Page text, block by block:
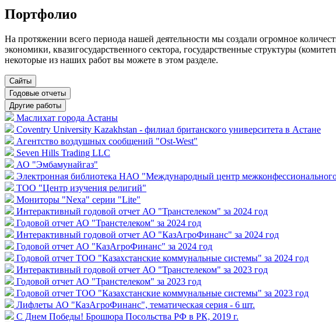
Портфолио
На протяжении всего периода нашей деятельности мы создали огромное
экономики, квазигосударственного сектора, государственные структуры
некоторые из наших работ вы можете в этом разделе.
Сайты
Годовые отчеты
Другие работы
Маслихат города Астаны
Coventry University Kazakhstan - филиал британского университета в Астане
Агентство воздушных сообщений "Ost-West"
Seven Hills Trading LLC
АО "Эмбамунайгаз"
Электронная библиотека НАО "Международный центр
ТОО "Центр изучения религий"
Мониторы "Nexa" серии "Lite"
Интерактивный годовой отчет АО "Транстелеком" за 2024 год
Годовой отчет АО "Транстелеком" за 2024 год
Интерактивный годовой отчет АО "КазАгроФинанс" за 2024 год
Годовой отчет АО "КазАгроФинанс" за 2024 год
Годовой отчет ТОО "Казахстанские коммунальные системы" за 2024 год
Интерактивный годовой отчет АО "Транстелеком" за 2023 год
Годовой отчет АО "Транстелеком" за 2023 год
Годовой отчет ТОО "Казахстанские коммунальные системы" за 2023 год
Лифлеты АО "КазАгроФинанс", тематическая серия - 6 шт.
С Днем Победы! Брошюра Посольства РФ в РК, 2019 г.